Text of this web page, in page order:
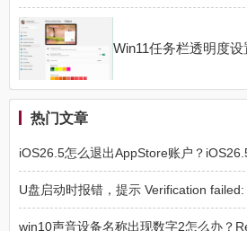
Win11任务栏透明度
热门文章